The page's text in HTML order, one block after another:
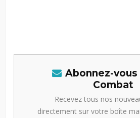
Abonnez-vous
Combat
Recevez tous nos
directement sur votre boîte